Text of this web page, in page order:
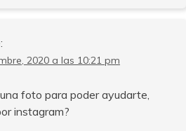
2020 a las 10:21 pm
foto para poder ayudarte,
instagram?